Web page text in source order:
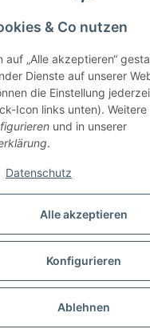
Alle akzeptieren
Konfigurieren
Ablehnen
& Co nutzen
auf „Alle akzeptieren“
Dienste auf unserer
die Einstellung
Icon links unten).
und in unserer
.
Datenschutz
Vertrag widerrufen
USt., zzgl.Versand